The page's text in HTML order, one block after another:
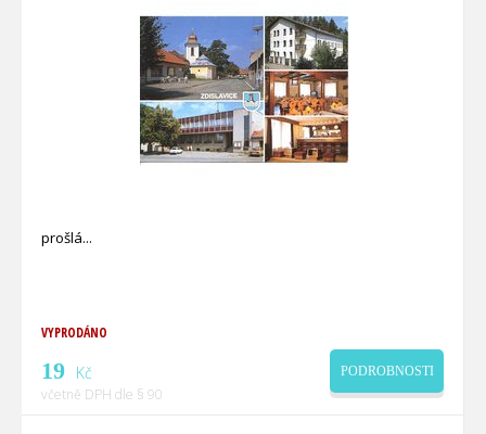
prošlá
VYPRODÁNO
19 Kč
včetně DPH dle § 90
PODROBNOSTI